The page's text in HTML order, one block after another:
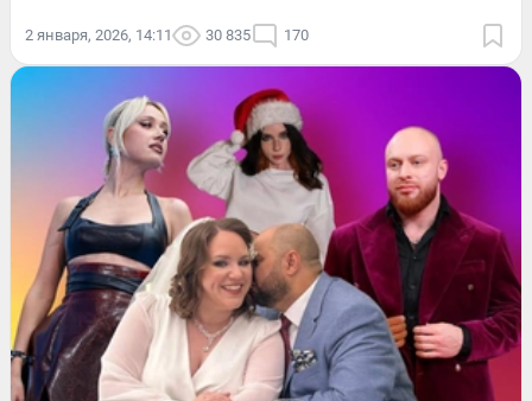
2 января, 2026, 14:11 30 835 170